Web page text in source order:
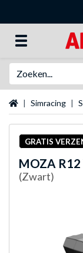
Startpagina
Simracing
GRATIS
MOZA
(Zwart)